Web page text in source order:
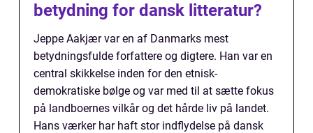
betydning for dansk litteratur?
Jeppe Aakjær var en af Danmarks mest
betydningsfulde forfattere og digtere. Han var en
central skikkelse inden for den etnisk-
demokratiske bølge og var med til at sætte fokus
på landboernes vilkår og det hårde liv på landet.
Hans værker har haft stor indflydelse på dansk